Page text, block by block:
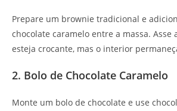
Prepare um brownie tradicional e
chocolate caramelo entre a massa. Asse
esteja crocante, mas o interior
2. Bolo de Chocolate Caramelo
Monte um bolo de chocolate e use